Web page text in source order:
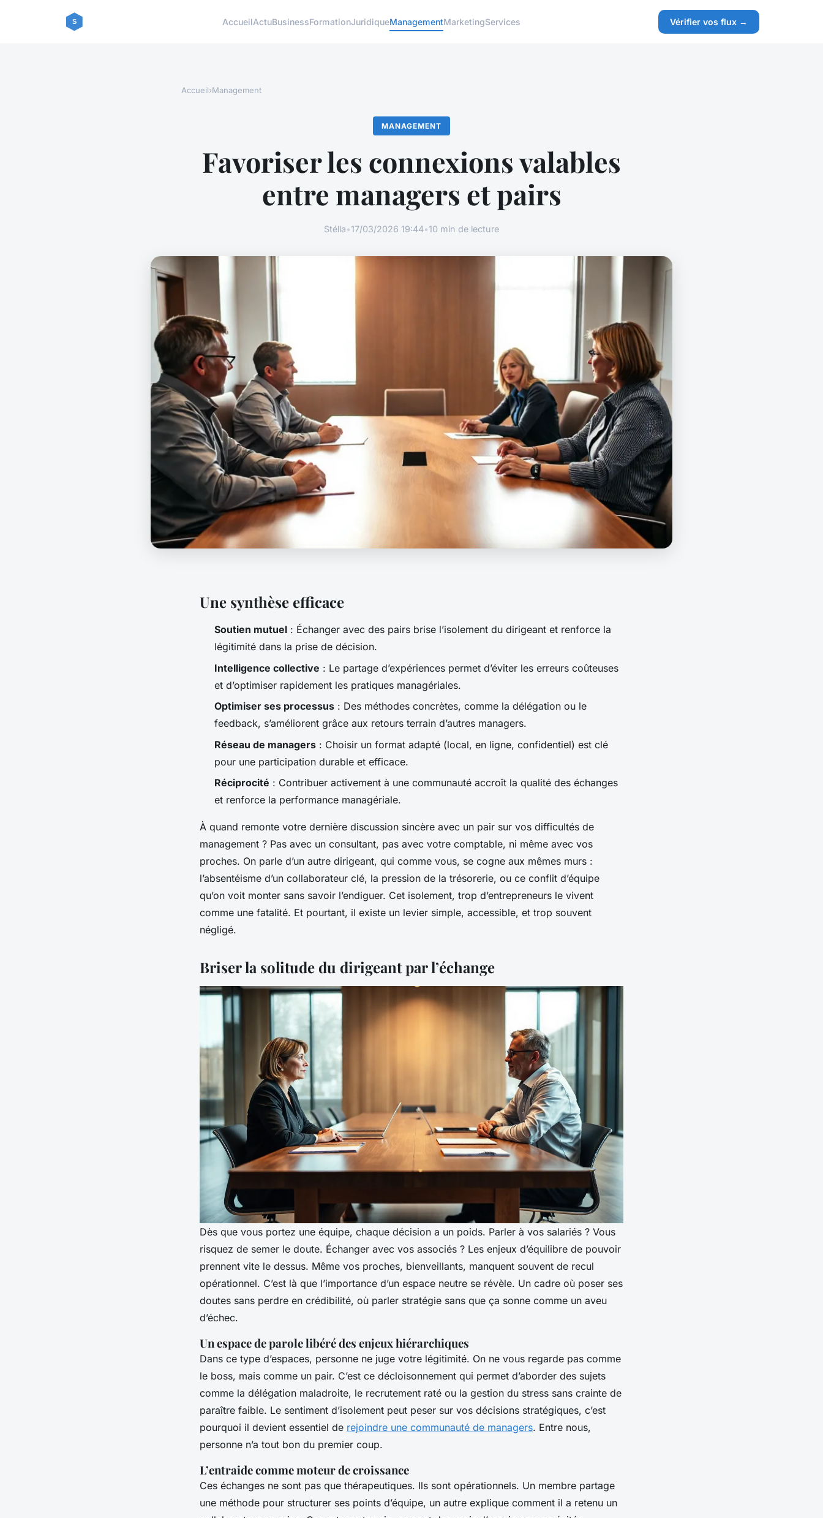
AccueilActuBusinessFormationJuridiqueManagementMarketingServices Vérifier vos flux →
Accueil›Management
MANAGEMENT
Favoriser les connexions valables
entre managers et pairs
Stélla•17/03/2026 19:44•10 min de lecture
Une synthèse efficace
Soutien mutuel : Échanger avec des pairs brise l’isolement du dirigeant et renforce la
légitimité dans la prise de décision.
Intelligence collective : Le partage d’expériences permet d’éviter les erreurs coûteuses
et d’optimiser rapidement les pratiques managériales.
Optimiser ses processus : Des méthodes concrètes, comme la délégation ou le
feedback, s’améliorent grâce aux retours terrain d’autres managers.
Réseau de managers : Choisir un format adapté (local, en ligne, confidentiel) est clé
pour une participation durable et efficace.
Réciprocité : Contribuer activement à une communauté accroît la qualité des échanges
et renforce la performance managériale.
À quand remonte votre dernière discussion sincère avec un pair sur vos difficultés de
management ? Pas avec un consultant, pas avec votre comptable, ni même avec vos
proches. On parle d’un autre dirigeant, qui comme vous, se cogne aux mêmes murs :
l’absentéisme d’un collaborateur clé, la pression de la trésorerie, ou ce conflit d’équipe
qu’on voit monter sans savoir l’endiguer. Cet isolement, trop d’entrepreneurs le vivent
comme une fatalité. Et pourtant, il existe un levier simple, accessible, et trop souvent
négligé.
Briser la solitude du dirigeant par l’échange
Dès que vous portez une équipe, chaque décision a un poids. Parler à vos salariés ? Vous
risquez de semer le doute. Échanger avec vos associés ? Les enjeux d’équilibre de pouvoir
prennent vite le dessus. Même vos proches, bienveillants, manquent souvent de recul
opérationnel. C’est là que l’importance d’un espace neutre se révèle. Un cadre où poser ses
doutes sans perdre en crédibilité, où parler stratégie sans que ça sonne comme un aveu
d’échec.
Un espace de parole libéré des enjeux hiérarchiques
Dans ce type d’espaces, personne ne juge votre légitimité. On ne vous regarde pas comme
le boss, mais comme un pair. C’est ce décloisonnement qui permet d’aborder des sujets
comme la délégation maladroite, le recrutement raté ou la gestion du stress sans crainte de
paraître faible. Le sentiment d’isolement peut peser sur vos décisions stratégiques, c’est
pourquoi il devient essentiel de rejoindre une communauté de managers. Entre nous,
personne n’a tout bon du premier coup.
L’entraide comme moteur de croissance
Ces échanges ne sont pas que thérapeutiques. Ils sont opérationnels. Un membre partage
une méthode pour structurer ses points d’équipe, un autre explique comment il a retenu un